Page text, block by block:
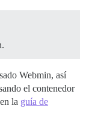
Webmin, así
el contenedor
la guía de